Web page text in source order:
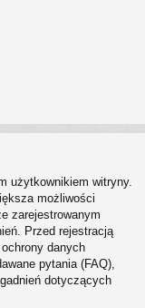
użytkownikiem witryny.
możliwości
zarejestrowanym
Przed rejestracją
danych
pytania (FAQ),
dotyczących